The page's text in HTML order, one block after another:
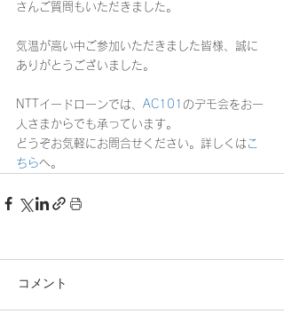
さんご質問もいただきました。
気温が高い中ご参加いただきました皆様、誠に
ありがとうございました。
NTTイードローンでは、 AC101 のデモ会をお一
人さまからでも承っています。
どうぞお気軽にお問合せください。詳しくは こ
ちらへ。
コメント